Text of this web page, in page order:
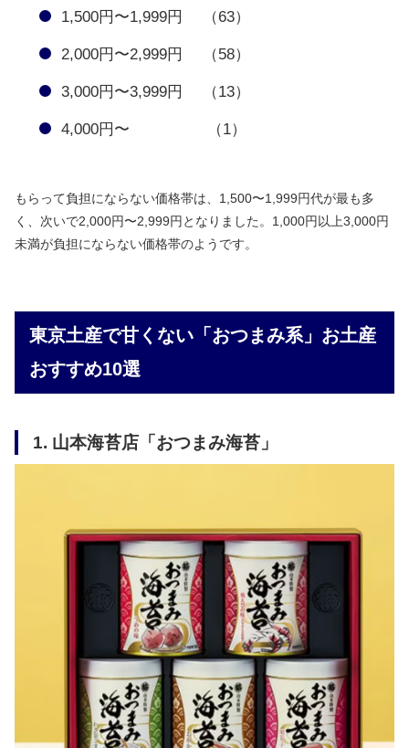
1,500円〜1,999円 （63）
2,000円〜2,999円 （58）
3,000円〜3,999円 （13）
4,000円〜 （1）
もらって負担にならない価格帯は、1,500〜1,999円代が最も多
く、次いで2,000円〜2,999円となりました。1,000円以上3,000円
未満が負担にならない価格帯のようです。
東京土産で甘くない「おつまみ系」お土産
おすすめ10選
1. 山本海苔店「おつまみ海苔」